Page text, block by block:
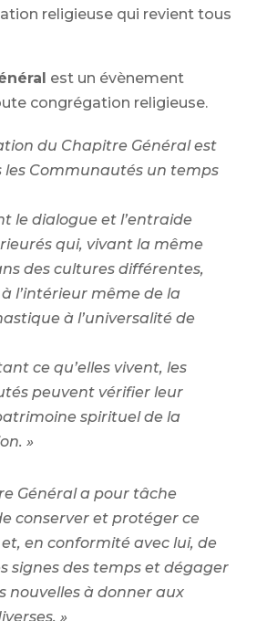
religieuse qui revient tous
est un évènement
congrégation religieuse.
du Chapitre Général est
les Communautés un temps
le dialogue et l’entraide
qui, vivant la même
des cultures différentes,
l’intérieur même de la
à l’universalité de
ce qu’elles vivent, les
peuvent vérifier leur
spirituel de la
»
Général a pour tâche
conserver et protéger ce
en conformité avec lui, de
signes des temps et dégager
nouvelles à donner aux
»